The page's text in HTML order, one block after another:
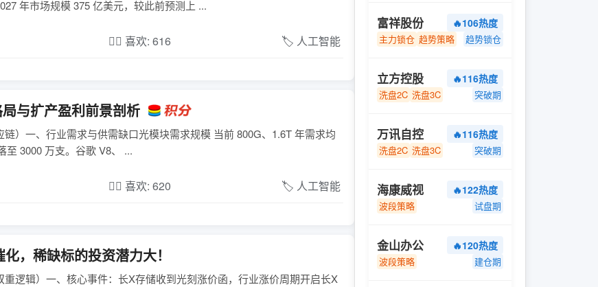
年市场规模 375 亿美元，较此前预测上 ...
❤️‍🔥 喜欢: 616 🏷️ 人工智能
与扩产盈利前景剖析
）一、行业需求与供需缺口光模块需求规模 当前 800G、1.6T 年需求均
至 3000 万支。谷歌 V8、 ...
❤️‍🔥 喜欢: 620 🏷️ 人工智能
，稀缺标的投资潜力大！
逻辑）一、核心事件：长X存储收到光刻涨价函，行业涨价周期开启长X
富祥股份 🔥106热度
主力锁仓 趋势策略 趋势锁仓
立方控股 🔥116热度
洗盘2C 洗盘3C 突破期
万讯自控 🔥116热度
洗盘2C 洗盘3C 突破期
海康威视 🔥122热度
波段策略 试盘期
金山办公 🔥120热度
波段策略 建仓期